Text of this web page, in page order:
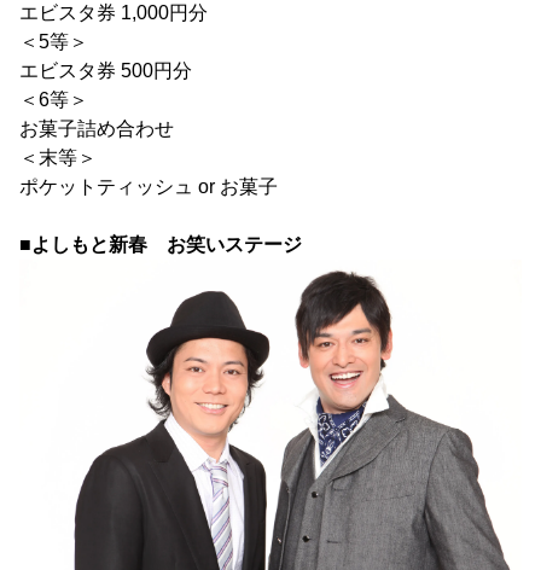
エビスタ券 1,000円分
＜5等＞
エビスタ券 500円分
＜6等＞
お菓子詰め合わせ
＜末等＞
ポケットティッシュ or お菓子
■よしもと新春 お笑いステージ